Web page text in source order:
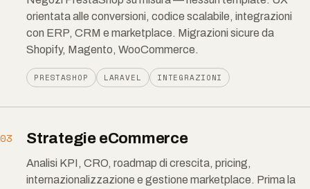
orientata alle conversioni, codice scalabile, integrazioni
con ERP, CRM e marketplace. Migrazioni sicure da
Shopify, Magento, WooCommerce.
PRESTASHOP LARAVEL INTEGRAZIONI
03 Strategie eCommerce
Analisi KPI, CRO, roadmap di crescita, pricing,
internazionalizzazione e gestione marketplace. Prima la